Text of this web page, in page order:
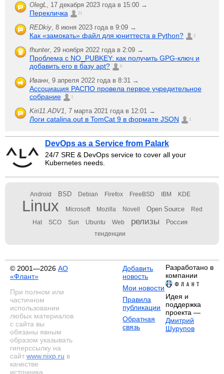
OlegL 17 декабря 2023 года в 15:00 →
Перекличка 21
REDkiy 8 июня 2023 года в 9:09 →
Как «замокать» файл для юниттеста в Python? 2
fhunter, 29 ноября 2022 года в 2:09 →
Проблема с NO_PUBKEY: как получить GPG-ключ и
добавить его в базу apt?
6
Иванн 9 апреля 2022 года в 8:31 →
Ассоциация РАСПО провела первое учредительное
собрание
1
Kiri11.ADV1 7 марта 2021 года в 12:01 →
Логи catalina.out в TomCat 9 в формате JSON 1
DevOps as a Service from Palark
24/7 SRE & DevOps service to cover all your
Kubernetes needs.
Android BSD Debian Firefox FreeBSD IBM KDE
Linux Microsoft Mozilla Novell Open Source Red
Hat SCO Sun Ubuntu Web релизы Россия
тенденции
© 2001—2026 АО
«Флант»
При полном или
частичном
использовании
любых материалов
с сайта вы
обязаны явным
образом указывать
гиперссылку на
сайт www.nixp.ru в
качестве
источника.
Добавить
новость
Мои новости
Правила
публикации
Обратная
связь
Разработано в
компании
Идея и
поддержка
проекта —
Дмитрий
Шурупов